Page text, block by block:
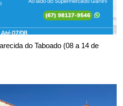
do Taboado (08 a 14 de